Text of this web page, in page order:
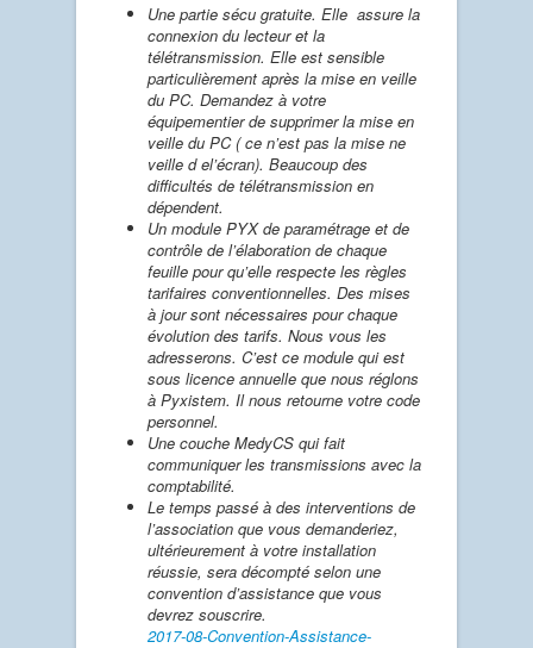
Une partie sécu gratuite. Elle assure la
connexion du lecteur et la
télétransmission. Elle est sensible
particulièrement après la mise en veille
du PC. Demandez à votre
équipementier de supprimer la mise en
veille du PC ( ce n’est pas la mise ne
veille d el’écran). Beaucoup des
difficultés de télétransmission en
dépendent.
Un module PYX de paramétrage et de
contrôle de l’élaboration de chaque
feuille pour qu’elle respecte les règles
tarifaires conventionnelles. Des mises
à jour sont nécessaires pour chaque
évolution des tarifs. Nous vous les
adresserons. C’est ce module qui est
sous licence annuelle que nous réglons
à Pyxistem. Il nous retourne votre code
personnel.
Une couche MedyCS qui fait
communiquer les transmissions avec la
comptabilité.
Le temps passé à des interventions de
l’association que vous demanderiez,
ultérieurement à votre installation
réussie, sera décompté selon une
convention d’assistance que vous
devrez souscrire.
2017-08-Convention-Assistance-